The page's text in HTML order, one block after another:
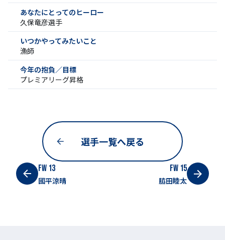
あなたにとってのヒーロー
久保竜彦選手
いつかやってみたいこと
漁師
今年の抱負／目標
プレミアリーグ昇格
選手一覧へ戻る
FW 13
國平涼晴
FW 15
脇田睦太